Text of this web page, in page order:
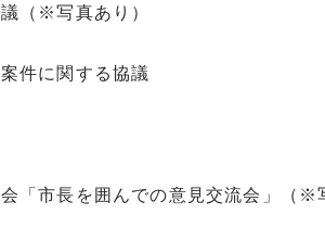
（※写真あり）
件に関する協議
「市長を囲んでの意見交流会」（※